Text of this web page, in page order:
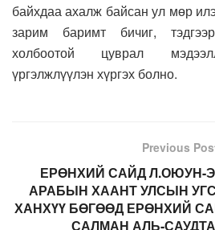
байхдаа ахалж байсан ул мөр
зарим баримт бичиг,
холбоотой цуврал
үргэлжлүүлэн хүргэх болно.
Previous
ЕРӨНХИЙ САЙД Л.ОЮУН-
АРАБЫН ХААНТ УЛСЫН
ХАНХҮҮ БӨГӨӨД ЕРӨНХИЙ
САЛМАН АЛЬ-